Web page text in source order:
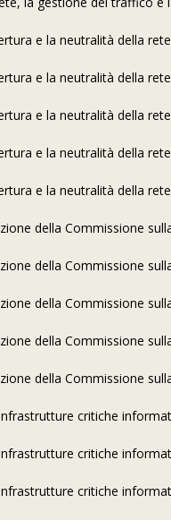
e la neutralità della
e la neutralità della
e la neutralità della
e la neutralità della
e la neutralità della
della Commissione
della Commissione
della Commissione
della Commissione
della Commissione
critiche
critiche
critiche